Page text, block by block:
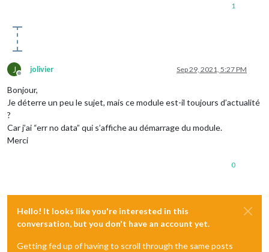
1
J
Offline
jolivier Sep 29, 2021, 5:27 PM
Bonjour,
Je déterre un peu le sujet, mais ce module est-il toujours d’actualité
?
Car j’ai “err no data” qui s’affiche au démarrage du module.
Merci
0
Hello! It looks like you're interested in this
conversation, but you don't have an account yet.
Getting fed up of having to scroll through the same posts